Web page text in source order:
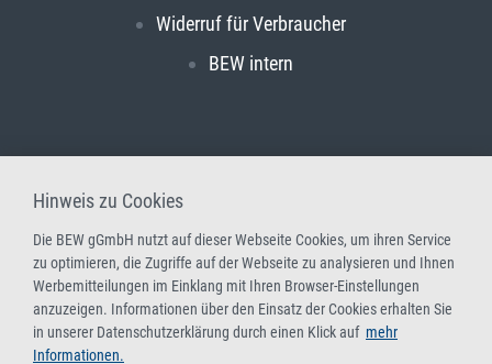
Widerruf für Verbraucher
BEW intern
Hinweis zu Cookies
Die BEW gGmbH nutzt auf dieser Webseite Cookies, um ihren Service
zu optimieren, die Zugriffe auf der Webseite zu analysieren und Ihnen
Werbemitteilungen im Einklang mit Ihren Browser-Einstellungen
anzuzeigen. Informationen über den Einsatz der Cookies erhalten Sie
in unserer Datenschutzerklärung durch einen Klick auf mehr
Informationen.